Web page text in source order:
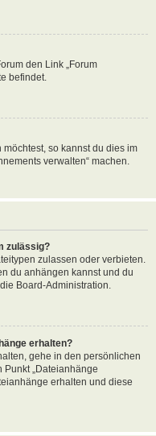
den Link „Forum
befindet.
so kannst du dies im
verwalten“ machen.
zulässig?
zulassen oder verbieten.
du anhängen kannst und du
Board-Administration.
erhalten?
gehe in den persönlichen
Punkt „Dateianhänge
erhalten und diese